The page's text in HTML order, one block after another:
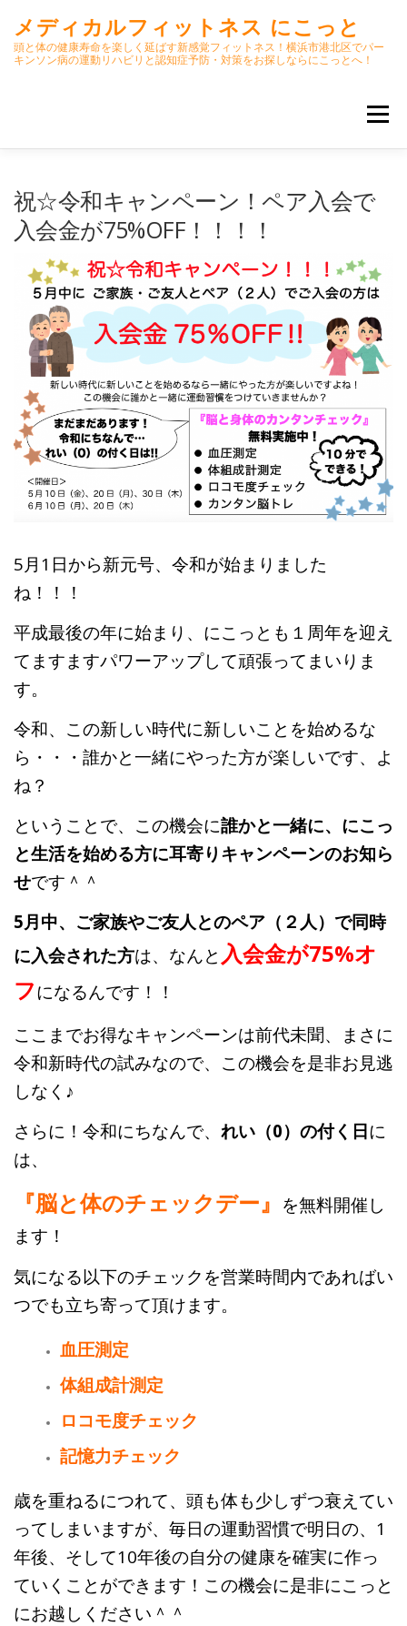
ッ
メディカルフィットネス にこっと
頭と体の健康寿命を楽しく延ばす新感覚フィットネス！横浜市港北区でパー
キンソン病の運動リハビリと認知症予防・対策をお探しならにこっとへ！
メニュー
オンラインクラス(GOOGLE MEET)
パーキンソン体操リハビリ動画DVD
高齢者向けおすすめ脳トレプリント
料金表
よくある質問(FAQ)
パーキンソン病関連記事 認知症予防・脳トレ関連記事
祝☆令和キャンペーン！ペア入会で
入会金が75%OFF！！！！
5月1日から新元号、令和が始まりました
ね！！！
平成最後の年に始まり、にこっとも１周年を迎え
てますますパワーアップして頑張ってまいりま
す。
令和、この新しい時代に新しいことを始めるな
ら・・・誰かと一緒にやった方が楽しいです、よ
ね？
ということで、この機会に誰かと一緒に、にこっ
と生活を始める方に耳寄りキャンペーンのお知ら
せです＾＾
5月中、ご家族やご友人とのペア（２人）で同時
に入会された方は、なんと 入会金が75%オ
フになるんです！！
ここまでお得なキャンペーンは前代未聞、まさに
令和新時代の試みなので、この機会を是非お見逃
しなく♪
さらに！令和にちなんで、 れい（0）の付く日に
は、
『脳と体のチェックデー』 を無料開催し
ます！
気になる以下のチェックを営業時間内であればい
つでも立ち寄って頂けます。
血圧測定
体組成計測定
ロコモ度チェック
記憶力チェック
歳を重ねるにつれて、頭も体も少しずつ衰えてい
ってしまいますが、毎日の運動習慣で明日の、1
年後、そして10年後の自分の健康を確実に作っ
ていくことができます！ この機会に是非にこっと
にお越しください＾＾